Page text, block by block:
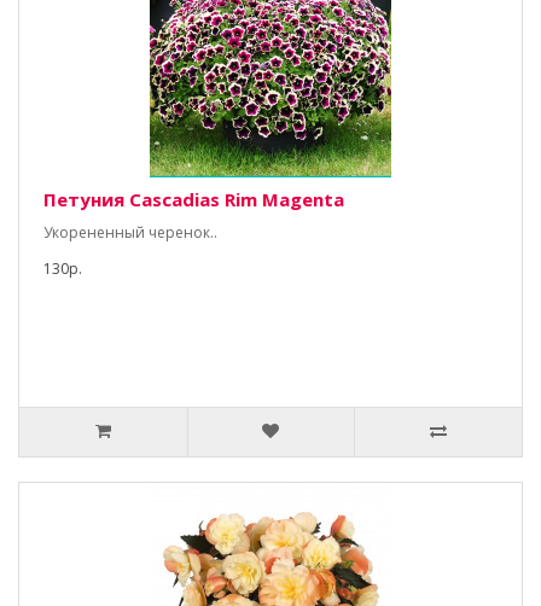
Петуния Cascadias Rim Magenta
Укорененный черенок..
130р.